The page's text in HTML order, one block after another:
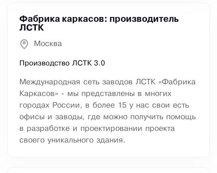
Фабрика каркасов: производитель
ЛСТК
Москва
Производство ЛСТК 3.0
Международная сеть заводов ЛСТК «Фабрика
Каркасов» - мы представлены в многих
городах России, в более 15 у нас свои есть
офисы и заводы, где можно получить помощь
в разработке и проектировании проекта
своего уникального здания.